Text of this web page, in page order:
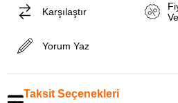
Karşılaştır
Yorum Yaz
Taksit Seçenekleri